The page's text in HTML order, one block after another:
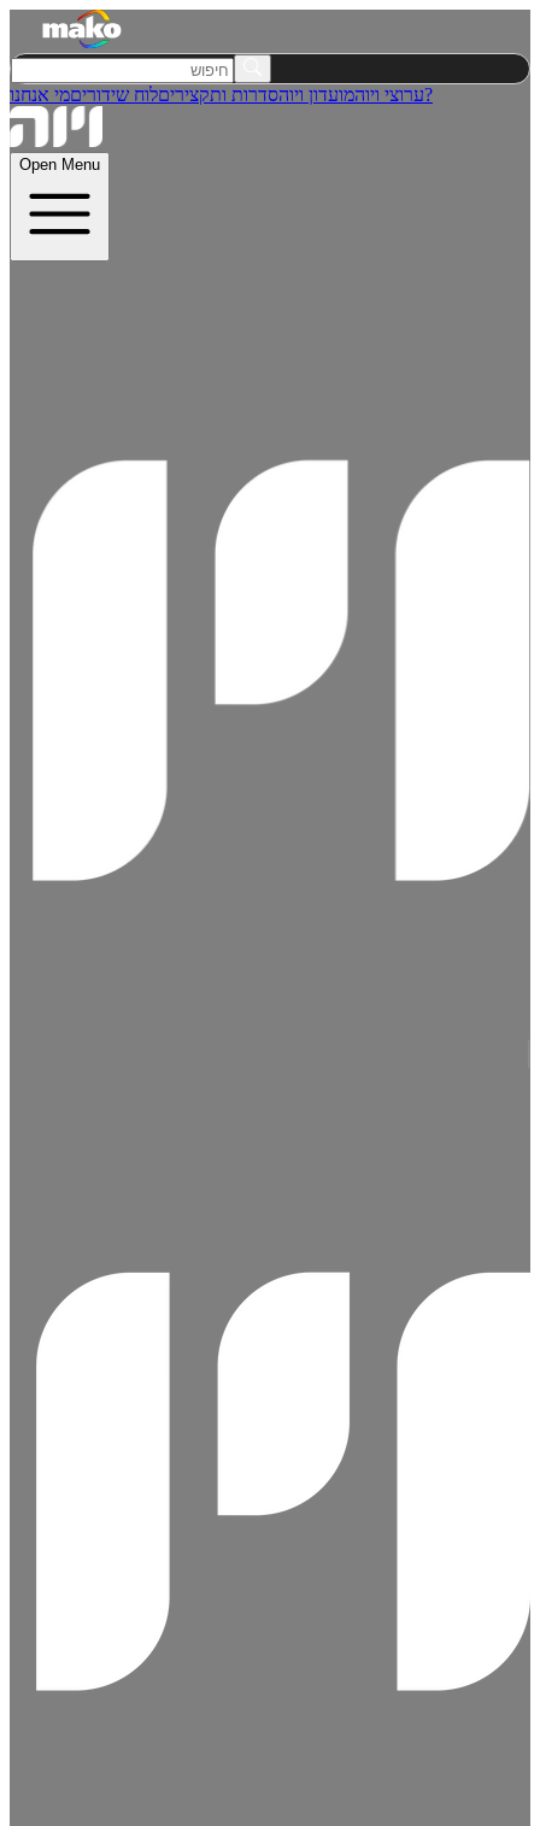
ערוצי ויוהמועדון ויוהסדרות ותקציריםלוח שידורים מי אנחנו?
Open Menu